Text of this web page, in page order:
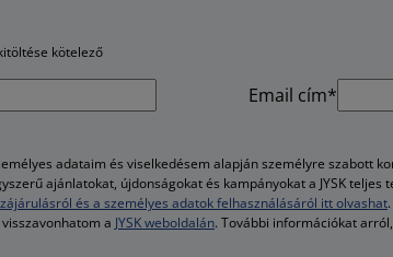
kötelező
Email cím*
adataim és viselkedésem alapján személyre szabott
ajánlatokat, újdonságokat és kampányokat a JYSK teljes
és a személyes adatok felhasználásáról itt olvashat.
a JYSK weboldalán. További információkat